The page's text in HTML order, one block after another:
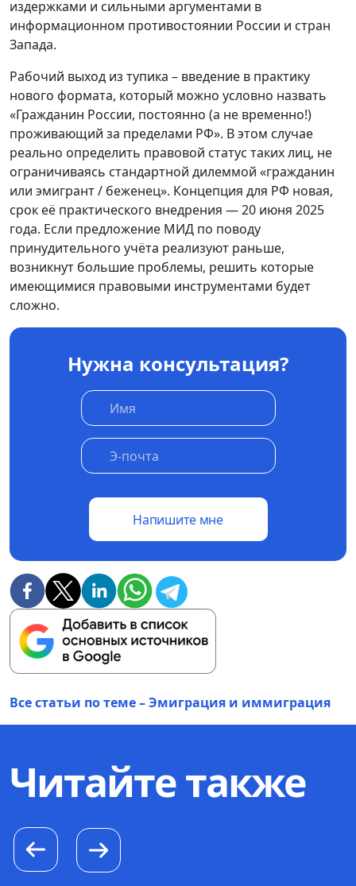
издержками и сильными аргументами в
информационном противостоянии России и стран
Запада.
Рабочий выход из тупика – введение в практику
нового формата, который можно условно назвать
«Гражданин России, постоянно (а не временно!)
проживающий за пределами РФ». В этом случае
реально определить правовой статус таких лиц, не
ограничиваясь стандартной дилеммой «гражданин
или эмигрант / беженец». Концепция для РФ новая,
срок её практического внедрения — 20 июня 2025
года. Если предложение МИД по поводу
принудительного учёта реализуют раньше,
возникнут большие проблемы, решить которые
имеющимися правовыми инструментами будет
сложно.
Нужна консультация?
Напишите мне
Все статьи по теме – Эмиграция и иммиграция
Читайте также